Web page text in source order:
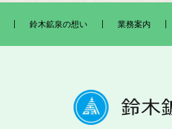
鈴木鉱泉の想い 業務案内